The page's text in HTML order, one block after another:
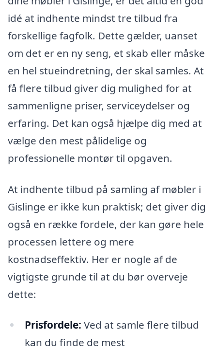
idé at indhente mindst tre tilbud fra
forskellige fagfolk. Dette gælder, uanset
om det er en ny seng, et skab eller måske
en hel stueindretning, der skal samles. At
få flere tilbud giver dig mulighed for at
sammenligne priser, serviceydelser og
erfaring. Det kan også hjælpe dig med at
vælge den mest pålidelige og
professionelle montør til opgaven.
At indhente tilbud på samling af møbler i
Gislinge er ikke kun praktisk; det giver dig
også en række fordele, der kan gøre hele
processen lettere og mere
kostnadseffektiv. Her er nogle af de
vigtigste grunde til at du bør overveje
dette:
Prisfordele: Ved at samle flere tilbud
kan du finde de mest